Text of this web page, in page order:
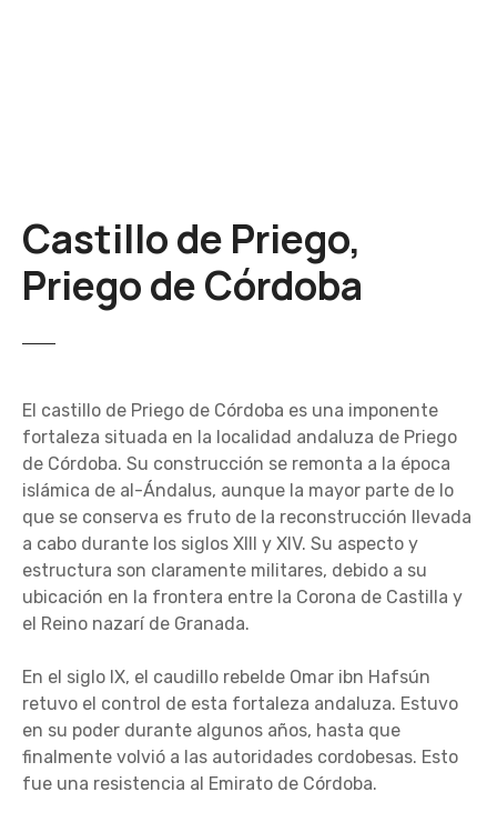
Castillo de Priego,
Priego de Córdoba
El castillo de Priego de Córdoba es una imponente
fortaleza situada en la localidad andaluza de Priego
de Córdoba. Su construcción se remonta a la época
islámica de al-Ándalus, aunque la mayor parte de lo
que se conserva es fruto de la reconstrucción llevada
a cabo durante los siglos XIII y XIV. Su aspecto y
estructura son claramente militares, debido a su
ubicación en la frontera entre la Corona de Castilla y
el Reino nazarí de Granada.
En el siglo IX, el caudillo rebelde Omar ibn Hafsún
retuvo el control de esta fortaleza andaluza. Estuvo
en su poder durante algunos años, hasta que
finalmente volvió a las autoridades cordobesas. Esto
fue una resistencia al Emirato de Córdoba.